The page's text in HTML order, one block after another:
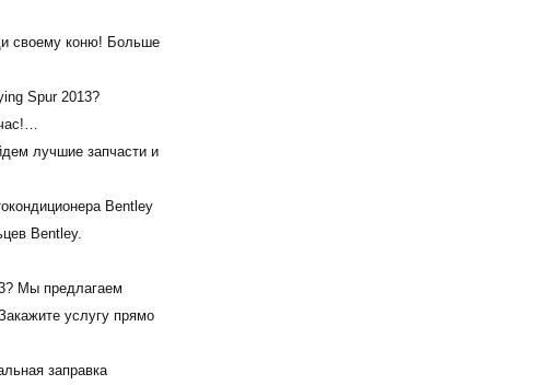
своему коню! Больше
Spur 2013?
лучшие запчасти и
Bentley
Bentley.
Мы предлагаем
услугу прямо
заправка